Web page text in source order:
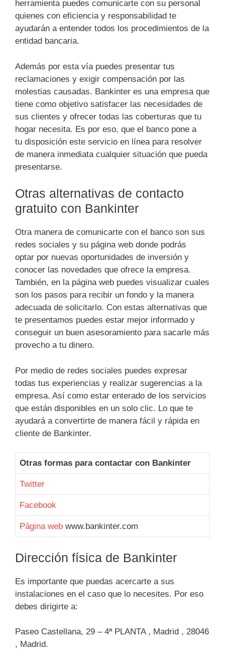
herramienta puedes comunicarte con su personal
quienes con eficiencia y responsabilidad te
ayudarán a entender todos los procedimientos de la
entidad bancaria.
Además por esta vía puedes presentar tus
reclamaciones y exigir compensación por las
molestias causadas. Bankinter es una empresa que
tiene como objetivo satisfacer las necesidades de
sus clientes y ofrecer todas las coberturas que tu
hogar necesita. Es por eso, que el banco pone a
tu disposición este servicio en línea para resolver
de manera inmediata cualquier situación que pueda
presentarse.
Otras alternativas de contacto
gratuito con Bankinter
Otra manera de comunicarte con el banco son sus
redes sociales y su página web donde podrás
optar por nuevas oportunidades de inversión y
conocer las novedades que ofrece la empresa.
También, en la página web puedes visualizar cuales
son los pasos para recibir un fondo y la manera
adecuada de solicitarlo. Con estas alternativas que
te presentamos puedes estar mejor informado y
conseguir un buen asesoramiento para sacarle más
provecho a tu dinero.
Por medio de redes sociales puedes expresar
todas tus experiencias y realizar sugerencias a la
empresa. Así como estar enterado de los servicios
que están disponibles en un solo clic. Lo que te
ayudará a convertirte de manera fácil y rápida en
cliente de Bankinter.
Otras formas para contactar con Bankinter
Twitter
Facebook
Página web www.bankinter.com
Dirección física de Bankinter
Es importante que puedas acercarte a sus
instalaciones en el caso que lo necesites. Por eso
debes dirigirte a:
Paseo Castellana, 29 – 4ª PLANTA , Madrid , 28046
, Madrid.